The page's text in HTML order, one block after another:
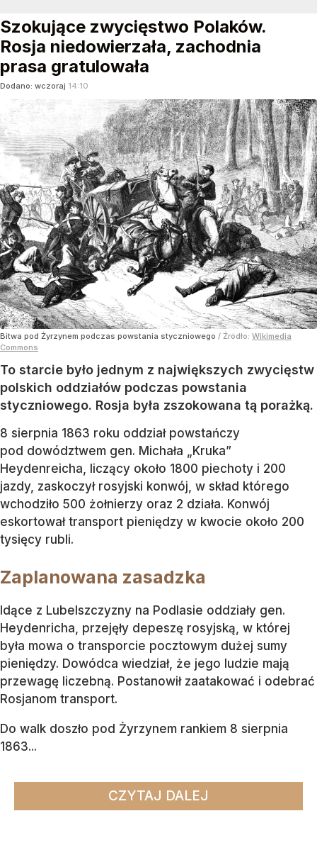
Szokujące zwycięstwo Polaków.
Rosja niedowierzała, zachodnia
prasa gratulowała
Dodano: wczoraj 14:10
Bitwa pod Żyrzynem podczas powstania styczniowego / Źródło: Wikimedia
Commons
To starcie było jednym z największych zwycięstw
polskich oddziałów podczas powstania
styczniowego. Rosja była zszokowana tą porażką.
8 sierpnia 1863 roku oddział powstańczy
pod dowództwem gen. Michała „Kruka”
Heydenreicha, liczący około 1800 piechoty i 200
jazdy, zaskoczył rosyjski konwój, w skład którego
wchodziło 500 żołnierzy oraz 2 działa. Konwój
eskortował transport pieniędzy w kwocie około 200
tysięcy rubli.
Zaplanowana zasadzka
Idące z Lubelszczyzny na Podlasie oddziały gen.
Heydenricha, przejęły depeszę rosyjską, w której
była mowa o transporcie pocztowym dużej sumy
pieniędzy. Dowódca wiedział, że jego ludzie mają
przewagę liczebną. Postanowił zaatakować i odebrać
Rosjanom transport.
Do walk doszło pod Żyrzynem rankiem 8 sierpnia
1863...
CZYTAJ DALEJ